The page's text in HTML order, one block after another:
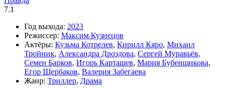
7.1
Год выхода: 2023
Режиссер: Максим Кузнецов
Актёры: Кузьма Котрелев, Кирилл Кяро, Михаил
Тройник, Александра Дроздова, Сергей Муравьёв,
Семен Барков, Игорь Карташев, Мария Бубенщикова,
Егор Щербаков, Валерия Забегаева
Жанр: Триллер, Драма